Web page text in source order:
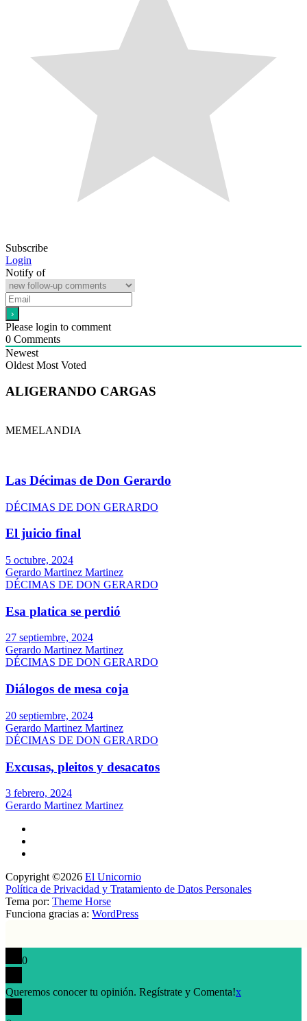
Subscribe
Login
Notify of
Please login to comment
0 Comments
Newest
Oldest Most Voted
ALIGERANDO CARGAS
MEMELANDIA
Las Décimas de Don Gerardo
DÉCIMAS DE DON GERARDO
El juicio final
5 octubre, 2024
Gerardo Martinez Martinez
DÉCIMAS DE DON GERARDO
Esa platica se perdió
27 septiembre, 2024
Gerardo Martinez Martinez
DÉCIMAS DE DON GERARDO
Diálogos de mesa coja
20 septiembre, 2024
Gerardo Martinez Martinez
DÉCIMAS DE DON GERARDO
Excusas, pleitos y desacatos
3 febrero, 2024
Gerardo Martinez Martinez
Copyright ©2026 El Unicornio
Política de Privacidad y Tratamiento de Datos Personales
Tema por: Theme Horse
Funciona gracias a: WordPress
0
Queremos conocer tu opinión. Regístrate y Comenta!x